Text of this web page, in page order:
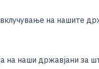
на нашите
на наши државјани за